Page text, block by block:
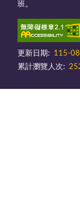
班。
更新日期:
115-
累計瀏覽人次: